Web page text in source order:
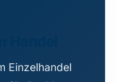
Einzelhandel